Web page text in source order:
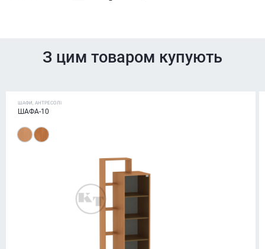
З цим товаром купують
ШАФИ, АНТРЕСОЛІ
ШАФА-10